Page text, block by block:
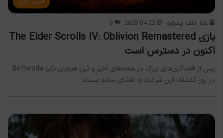
اخبار بازی
رضا خلف چعباوی 2025-04-22
0
بازی The Elder Scrolls IV: Oblivion Remastered
اکنون در دسترس است
پس از افشاگری‌های بزرگ در هفته‌های اخیر و تیزر هیجان‌انگیز Bethesda
در روز گذشته، این شرکت به افشای ساده بسنده…